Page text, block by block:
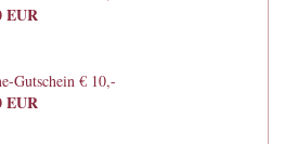
EUR
Gutschein € 10,-
EUR